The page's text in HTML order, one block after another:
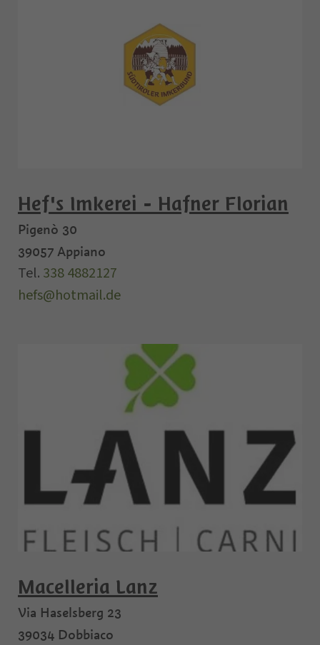
Hef's Imkerei - Hafner Florian
Pigenò 30
39057 Appiano
Tel. 338 4882127
hefs@hotmail.de
Macelleria Lanz
Via Haselsberg 23
39034 Dobbiaco